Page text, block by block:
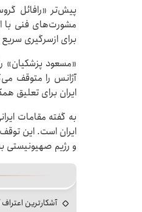
پیش‌تر «رافائل
مشورت‌های فنی با
برای ازسرگیری
«مسعود پزشکیان»
آژانس را متوقف
ایران برای تعلیق
به گفته مقامات
ایران است. این
و رژیم صهیونیستی
آشکارترین